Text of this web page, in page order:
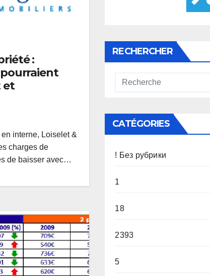
:
et
interne, Loiselet &
charges de
de baisser avec…
RECHERCHER
CATÉGORIES
! Без рубрики
1
18
2393
5